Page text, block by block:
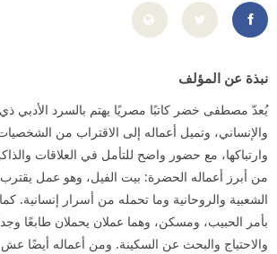
OfficialMostafaKhedr
نبذة عن المؤلف
يُعدّ مصطفى خضر كاتبًا مصريًا يهتم بالسرد الأدبي ذي
والإنساني، وتميل أعماله إلى الاقتراب من
وارتباكها، مع حضور واضح للتأمل في العلاقات
من أبرز أعماله الحضرة: بيت الفيل، وهو عمل
الشعبية والروحانية وما تحمله من أسرار
بأمر الحبيب، ومسكن، وهما عملان يحملان طابعًا
والاحتياج والبحث عن السكينة. ومن أعماله أيضًا